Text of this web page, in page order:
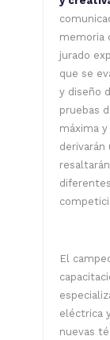
memoria
jurado
que se
y diseño
pruebas
máxima
El
eléctrica
nuevas